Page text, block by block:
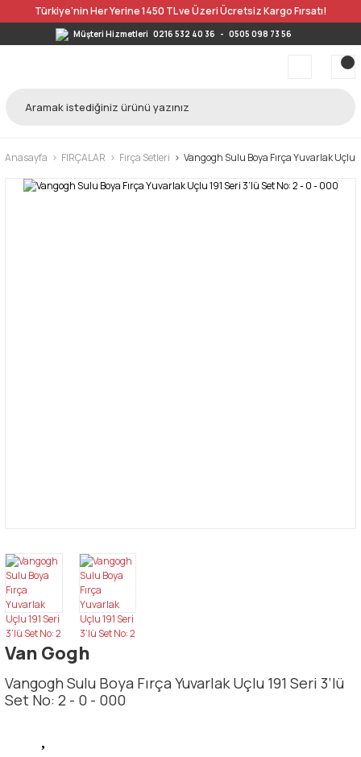
Türkiye’nin Her Yerine 1450 TL ve Üzeri Ücretsiz Kargo Fırsatı!
Müşteri Hizmetleri 0216 532 40 36 - 0505 098 73 56
Anasayfa FIRÇALAR Fırça Setleri Vangogh Sulu Boya Fırça Yuvarlak Uçlu
Van Gogh
Vangogh Sulu Boya Fırça Yuvarlak Uçlu 191 Seri 3’lü
Set No: 2 - 0 - 000